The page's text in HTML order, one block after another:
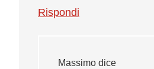
Rispondi
Massimo dice